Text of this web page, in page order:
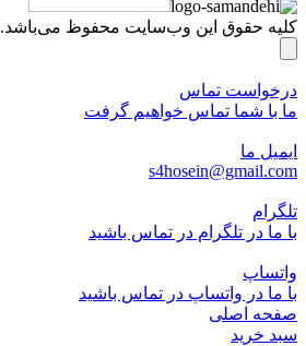
کلیه حقوق این وب‌سایت محفوظ می‌باشد. 2000-2026
درخواست تماس
ما با شما تماس خواهیم گرفت
ایمیل ما
s4hosein@gmail.com
تلگرام
با ما در تلگرام در تماس باشید
واتساپ
با ما در واتساپ در تماس باشید
صفحه اصلی
سبد خرید